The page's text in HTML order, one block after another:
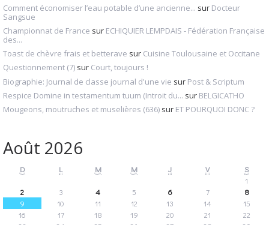
Comment économiser l’eau potable d’une ancienne... sur Docteur
Sangsue
Championnat de France sur ECHIQUIER LEMPDAIS - Fédération Française
des...
Toast de chèvre frais et betterave sur Cuisine Toulousaine et Occitane
Questionnement (7) sur Court, toujours !
Biographie: Journal de classe journal d'une vie sur Post & Scriptum
Respice Domine in testamentum tuum (Introit du... sur BELGICATHO
Mougeons, moutruches et muselières (636) sur ET POURQUOI DONC ?
Août 2026
D L M M J V
S
1
2
3 4 5 6 7
8
9
10 11 12 13 14
15
16
17 18 19 20 21
22